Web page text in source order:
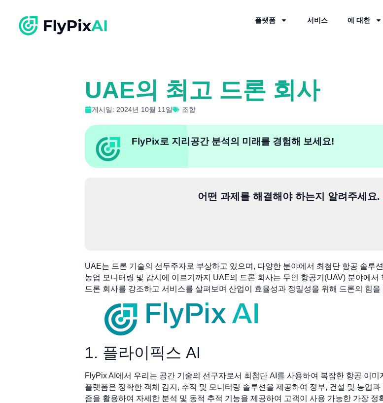
플랫폼 서비스 에 대한
UAE의 최고 드론 회사
게시일: 2024년 10월 11일 조항
FlyPix로 지리공간 분석의 미래를 경험해 보세요!
어떤 과제를 해결해야 하는지 알려주세요.
UAE는 드론 기술의 선두주자로 부상하고 있으며, 다양한 분야에서 최첨단 항공 솔루
농업 모니터링 및 감시에 이르기까지 UAE의 드론 회사는 무인 항공기(UAV) 분야에
드론 회사를 강조하고 서비스를 살펴보며 산업이 효율성과 정밀성을 위해 드론의 힘
1. 플라이픽스 AI
FlyPix AI에서 우리는 공간 기술의 선구자로서 최첨단 AI를 사용하여 복잡한 항공 이
플랫폼은 정확한 객체 감지, 추적 및 모니터링 솔루션을 제공하여 정부, 건설 및 농업
즘을 활용하여 자세한 분석 및 동적 추적 기능을 제공하여 고객이 사용 가능한 가장